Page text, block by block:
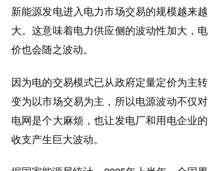
新能源发电进入电力市场交易的规模越来越
大。这意味着电力供应侧的波动性加大，电
价也会随之波动。
因为电的交易模式已从政府定量定价为主转
变为以市场交易为主，所以电源波动不仅对
电网是个大麻烦，也让发电厂和用电企业的
收支产生巨大波动。